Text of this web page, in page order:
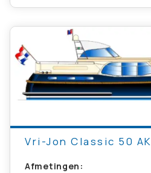
Vri-Jon Classic 50 AK
Afmetingen: